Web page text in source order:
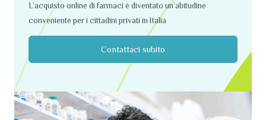
L’acquisto online di farmaci è diventato un’abitudine
conveniente per i cittadini privati ​​in Italia
Contattaci subito